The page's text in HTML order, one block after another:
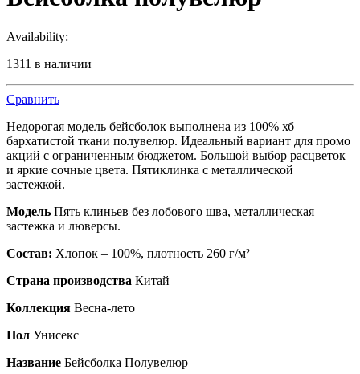
Availability:
1311 в наличии
Сравнить
Недорогая модель бейсболок выполнена из 100% хб
бархатистой ткани полувелюр. Идеальный вариант для промо
акций с ограниченным бюджетом. Большой выбор расцветок
и яркие сочные цвета. Пятиклинка с металлической
застежкой.
Модель Пять клиньев без лобового шва, металлическая
застежка и люверсы.
Состав: Хлопок – 100%, плотность 260 г/м²
Страна производства Китай
Коллекция Весна-лето
Пол Унисекс
Название Бейсболка Полувелюр